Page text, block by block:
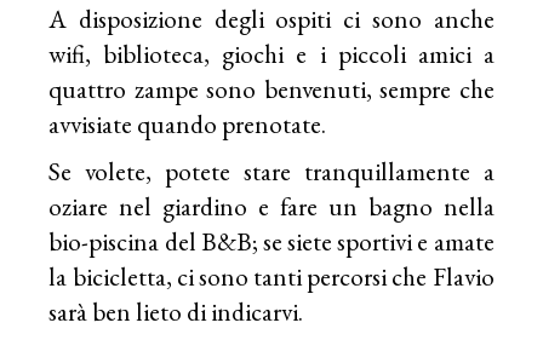
A disposizione degli ospiti ci sono anche
wifi, biblioteca, giochi e i piccoli amici a
quattro zampe sono benvenuti, sempre che
avvisiate quando prenotate.
Se volete, potete stare tranquillamente a
oziare nel giardino e fare un bagno nella
bio-piscina del B&B; se siete sportivi e amate
la bicicletta, ci sono tanti percorsi che Flavio
sarà ben lieto di indicarvi.